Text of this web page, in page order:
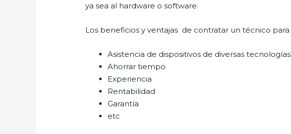
ya sea al hardware o software.
Los beneficios y ventajas de contratar un técnico para
Asistencia de dispositivos de diversas tecnologías
Ahorrar tiempo
Experiencia
Rentabilidad
Garantía
etc